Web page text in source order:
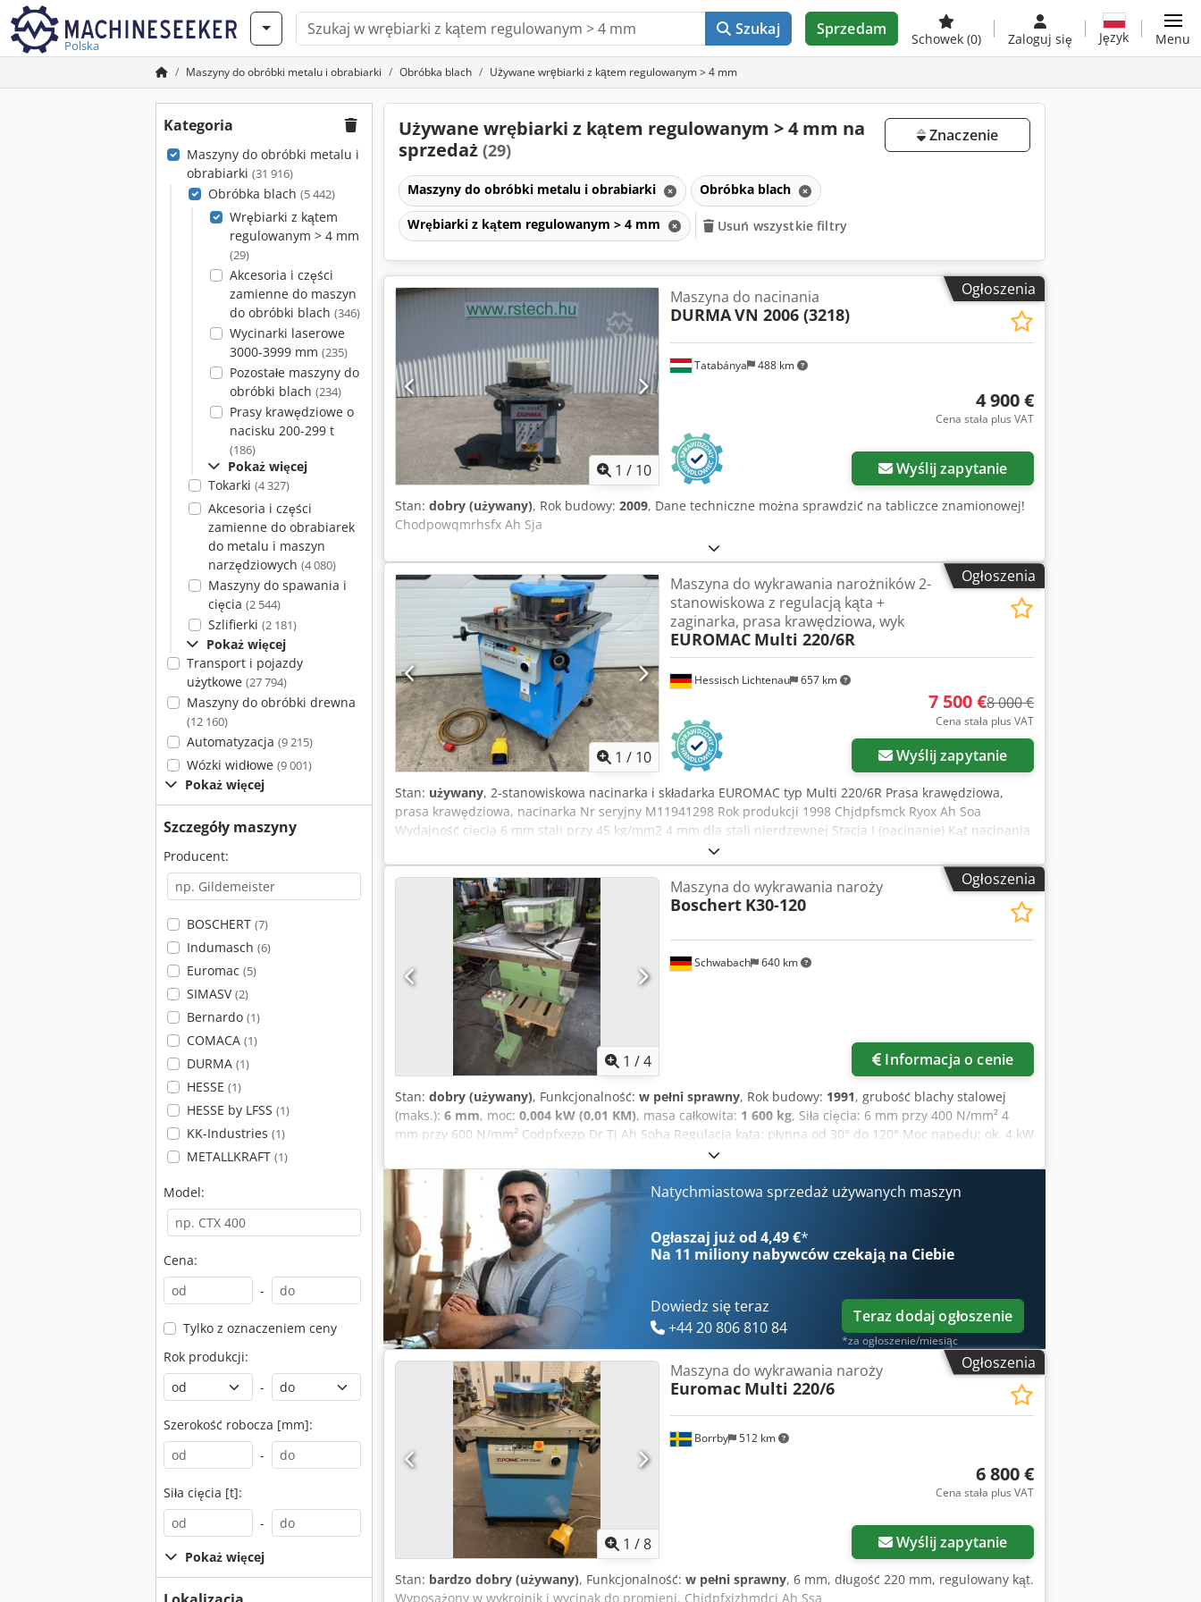
Polska
Szukaj Sprzedam
Schowek (0) Zaloguj się Język Menu
Maszyny do obróbki metalu i obrabiarki Obróbka blach Używane wrębiarki z kątem regulowanym > 4 mm
Kategoria
Maszyny do obróbki metalu i
obrabiarki (31 916)
Obróbka blach (5 442)
Wrębiarki z kątem
regulowanym > 4 mm
(29)
Akcesoria i części
zamienne do maszyn
do obróbki blach (346)
Wycinarki laserowe
3000-3999 mm (235)
Pozostałe maszyny do
obróbki blach (234)
Prasy krawędziowe o
nacisku 200-299 t
(186)
Pokaż więcej
Tokarki (4 327)
Akcesoria i części
zamienne do obrabiarek
do metalu i maszyn
narzędziowych (4 080)
Maszyny do spawania i
cięcia (2 544)
Szlifierki (2 181)
Pokaż więcej
Transport i pojazdy
użytkowe (27 794)
Maszyny do obróbki drewna
(12 160)
Automatyzacja (9 215)
Wózki widłowe (9 001)
Pokaż więcej
Szczegóły maszyny
Producent:
BOSCHERT (7)
Indumasch (6)
Euromac (5)
SIMASV(2)
Bernardo (1)
COMACA (1)
DURMA (1)
HESSE (1)
HESSE by LFSS (1)
KK-Industries (1)
METALLKRAFT (1)
Model:
Cena:
-
Tylko z oznaczeniem ceny
Rok produkcji:
-
Szerokość robocza [mm]:
-
Siła cięcia [t]:
-
Pokaż więcej
Używane wrębiarki z kątem regulowanym > 4 mm na
sprzedaż (29)
Znaczenie
Maszyny do obróbki metalu i obrabiarki Obróbka blach
Wrębiarki z kątem regulowanym > 4 mm Usuń wszystkie filtry
Ogłoszenia
1 / 10
Tatabánya 488 km
Maszyna do nacinania
DURMAVN 2006 (3218)
4 900 €
Cena stała plus VAT
Wyślij zapytanie
Stan: dobry (używany), Rok budowy: 2009, Dane techniczne można sprawdzić na tabliczce znamionowej!
Chodpowqmrhsfx Ah Sja
Ogłoszenia
1 / 10
Hessisch Lichtenau 657 km
Maszyna do wykrawania narożników 2-
stanowiskowa z regulacją kąta +
zaginarka, prasa krawędziowa, wyk
EUROMAC Multi 220/6R
7 500 €8 000 €
Cena stała plus VAT
Wyślij zapytanie
Stan: używany, 2-stanowiskowa nacinarka i składarka EUROMAC typ Multi 220/6R Prasa krawędziowa,
prasa krawędziowa, nacinarka Nr seryjny M11941298 Rok produkcji 1998 Chjdpfsmck Ryox Ah Soa
Wydajność cięcia 6 mm stali przy 45 kg/mm2 4 mm dla stali nierdzewnej Stacja I (nacinanie) Kąt nacinania
od 60° do 140° (ze specjalnym ostrzem od 30° do 140°) Długość noża 220 mm Rozmiar stołu 950 x 640 -
Ręczna regulacja kąta za pomocą pokręteł - Kąt nacinania od 60° do 140° z wbudowanym zestawem ostrzy
- Hydrauliczne mocowanie górnego i dolnego noża - Automatyczna regulacja szczeliny cięcia - Urządzenie
przytrzymujące arkusz - Skalowane taśmy pomiarowe wbudowane w stół - Szyny oporowe z regulacją kąta
- Obsługa za pomocą przełącznika nożnego Stacja II (urządzenie do gięcia matrycowego) Siła nacisku 18
ton Rozmiar stołu 950 x 340 Wysokość robocza 1100 mm - Bezstopniowa prędkość podnoszenia - Płynnie
regulowany ogranicznik skoku - Regulacja skoku do 30 mm skoku roboczego - Odwracalna pryzma z 4
pryzmami 90°, długość = 415 mm - Narzędzie górne 90°, długość = 415 mm Moc silnika 4 kW Podłączenie
do sieci 400 V, 50 Hz Zapotrzebowanie na miejsce dł. x szer. x wys. 1150 x 1050 x 1460 mm Waga ok. 1000
kg Stan dobry
Ogłoszenia
1 /4
Schwabach 640 km
Maszyna do wykrawania naroży
Boschert K30-120
Informacja o cenie
Stan: dobry (używany), Funkcjonalność: w pełni sprawny, Rok budowy: 1991, grubość blachy stalowej
(maks.): 6 mm, moc: 0,004 kW (0,01 KM), masa całkowita: 1 600 kg, Siła cięcia: 6 mm przy 400 N/mm² 4
mm przy 600 N/mm² Codpfxezp Dr Tj Ah Soha Regulacja kąta: płynna od 30° do 120° Moc napędu: ok. 4 kW
Natychmiastowa sprzedaż używanych maszyn
Ogłaszaj już od 4,49 €*
Na 11 miliony nabywcówczekają na Ciebie
Dowiedz się teraz
+44 20 806 810 84
Teraz dodaj ogłoszenie
*za ogłoszenie/miesiąc
Ogłoszenia
1 /8
Borrby 512 km
Maszyna do wykrawania naroży
Euromac Multi 220/6
6 800 €
Cena stała plus VAT
Wyślij zapytanie
Stan: bardzo dobry (używany), Funkcjonalność: w pełni sprawny, 6 mm, długość 220 mm, regulowany kąt.
Wyposażony w wykrojnik i wycinak do promieni. Chjdpfxjzhmdcj Ah Ssa